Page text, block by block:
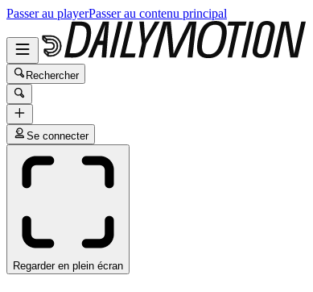
Passer au playerPasser au contenu principal
Rechercher
Se connecter
Regarder en plein écran